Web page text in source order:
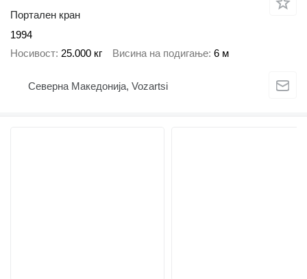
Портален кран
1994
Носивост 25.000 кг Висина на подигање 6 м
Северна Македонија, Vozartsi